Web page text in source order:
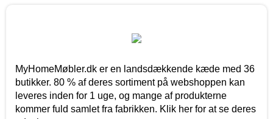
MyHomeMøbler.dk er en landsdækkende kæde med 36
butikker. 80 % af deres sortiment på webshoppen kan
leveres inden for 1 uge, og mange af produkterne
kommer fuld samlet fra fabrikken. Klik her for at se deres